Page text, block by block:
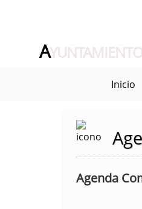
A
Inicio
Agenda